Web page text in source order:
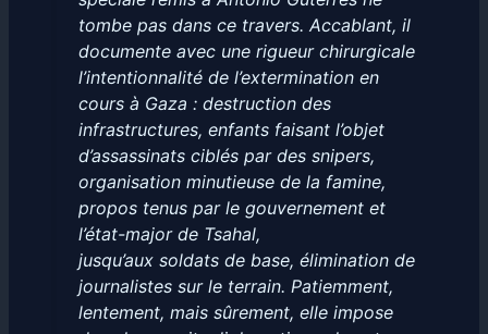
tombe pas dans ce travers. Accablant, il
documente avec une rigueur chirurgicale
l’intentionnalité de l’extermination en
cours à Gaza : destruction des
infrastructures, enfants faisant l’objet
d’assassinats ciblés par des snipers,
organisation minutieuse de la famine,
propos tenus par le gouvernement et
l’état-major de Tsahal,
jusqu’aux soldats de base, élimination de
journalistes sur le terrain. Patiemment,
lentement, mais sûrement, elle impose